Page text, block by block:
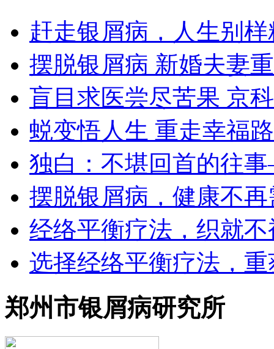
赶走银屑病，人生别
摆脱银屑病 新婚夫妻
盲目求医尝尽苦果 京
蜕变悟人生 重走幸福路
独白：不堪回首的往
摆脱银屑病，健康不
经络平衡疗法，织就
选择经络平衡疗法，
郑州市银屑病研究所